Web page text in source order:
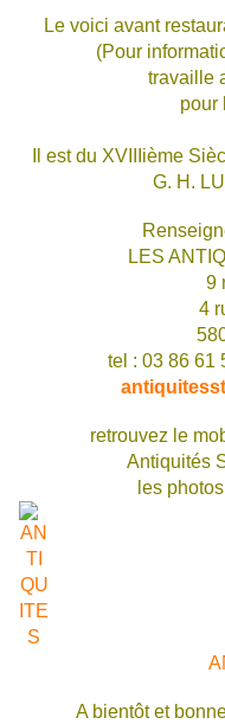
Le voici avant
(Pour
travaille
pour
Il est du XVIIIième
G. H.
LES
9
4
tel : 03 86 61
retrouvez le
Antiquités
les
A bientôt et